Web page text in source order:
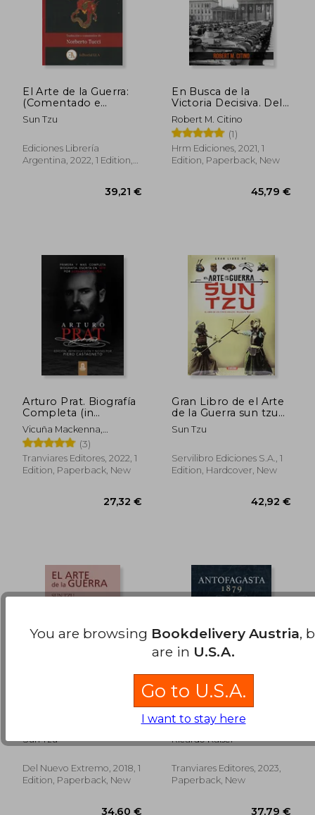
El Arte de la Guerra:
(Comentado e
Ilustrado a Color): 36
(Estrategia Oriental)
Sun Tzu
Ediciones Librería
Argentina, 2022, 1 Edition,
39,21 €
En Busca de la
Victoria Decisiva. Del
Punto Muerto a la
Blitzkrieg en Europa,
1899-1940. (in
Spanish)
Robert M. Citino
(1)
Hrm Ediciones, 2021, 1
Edition, Paperback, New
Arturo Prat. Biografía
Completa (in
Spanish)
Vicuña Mackenna,
Bernardo
(3)
Tranviares Editores, 2022, 1
Edition, Paperback, New
Gran Libro de el Arte
de la Guerra sun tzu
(in Spanish)
Sun Tzu
Servilibro Ediciones S.A., 1
Edition, Hardcover, New
Militar (Filosofía) (in
Sun Tzu
Del Nuevo Extremo, 2018, 1
Edition, Paperback, New
Antofagasta 1879:
Construyendo el
(in Spanish)
Ricardo Kaiser
Tranviares Editores, 2023,
Paperback, New
You are browsing Bookdelivery Austria,
are in U.S.A.
Go to U.S.A.
I want to stay here